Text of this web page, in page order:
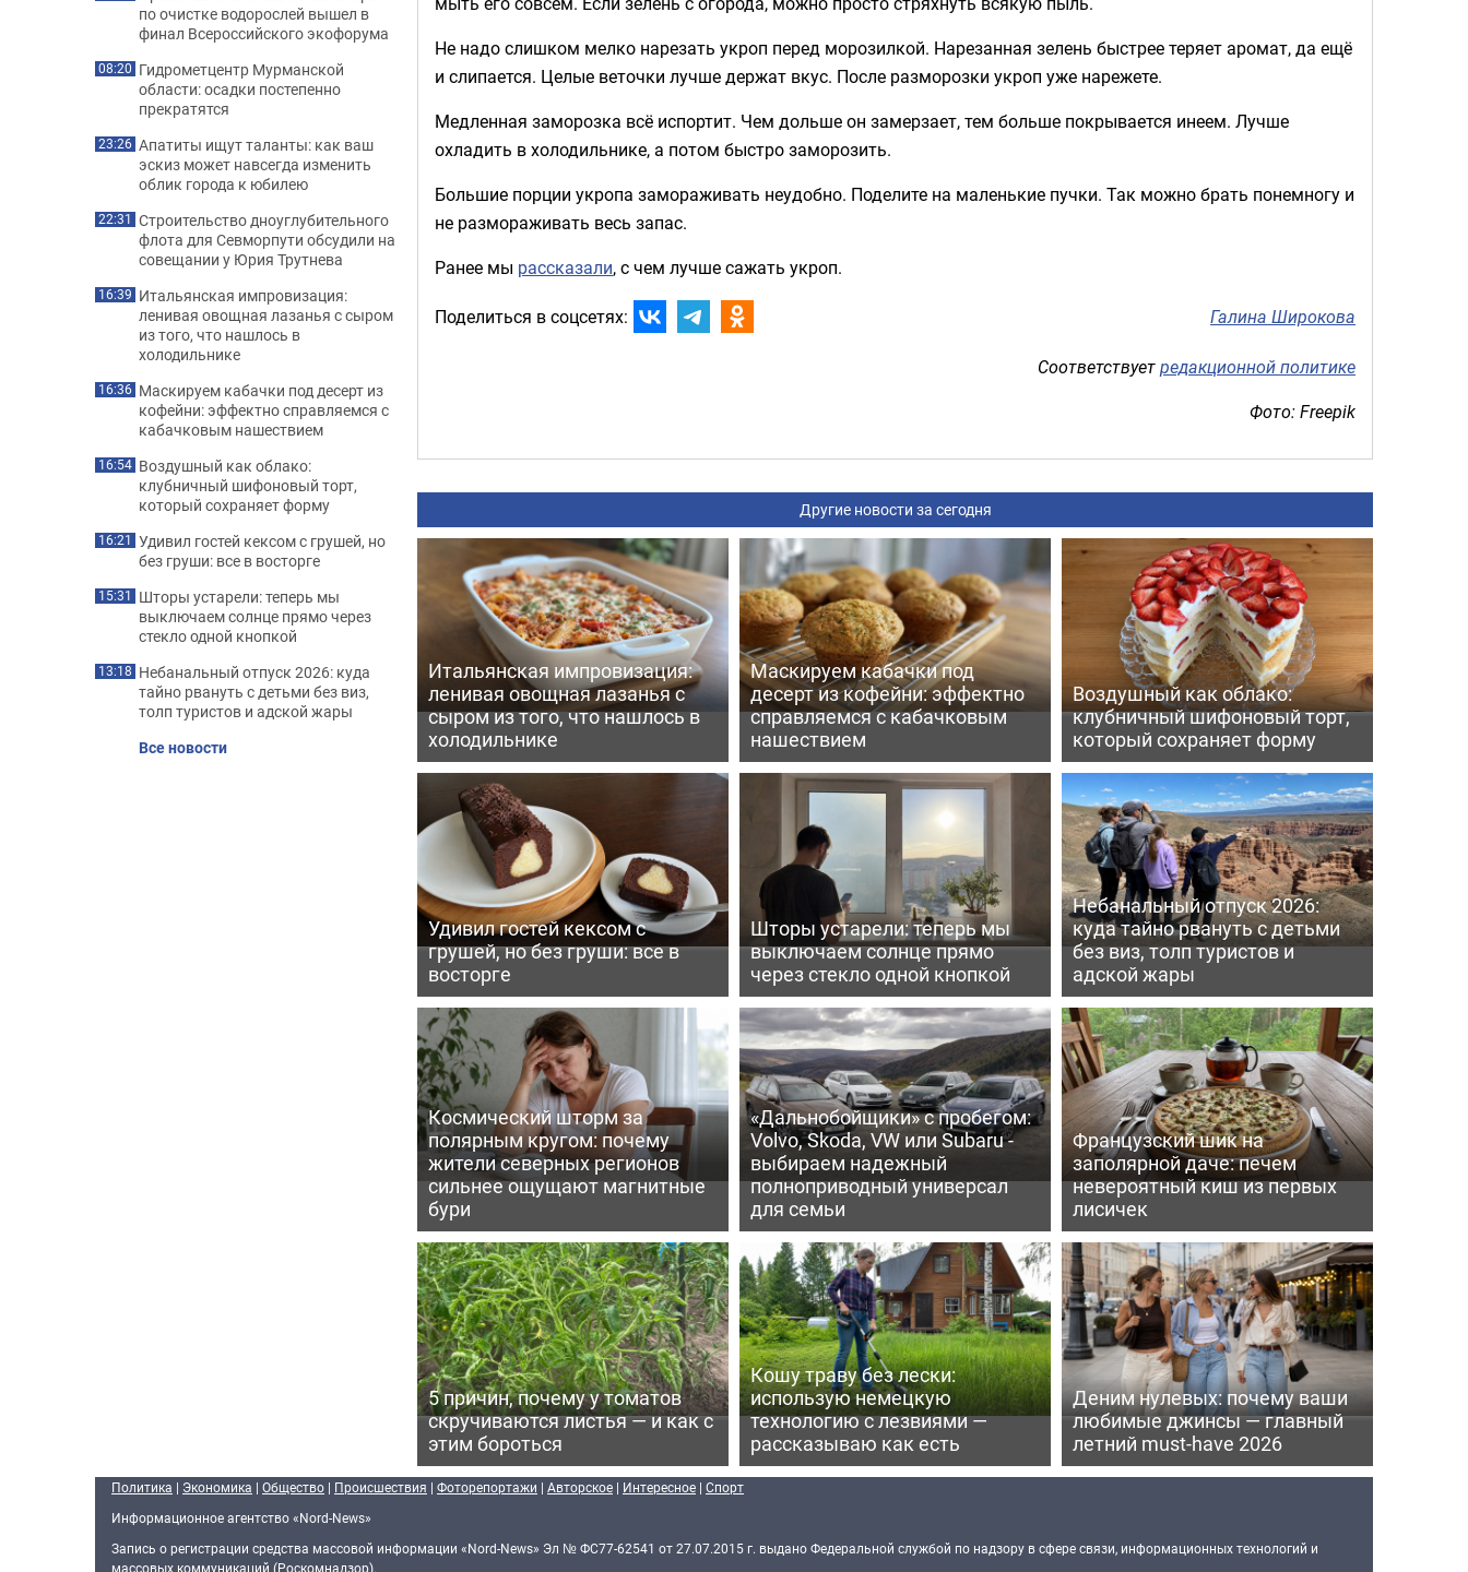
Не надо слишком мелко нарезать укроп перед морозилкой. Нарезанная зелень быстрее теряет аромат, да ещё
и слипается. Целые веточки лучше держат вкус. После разморозки укроп уже нарежете.
Медленная заморозка всё испортит. Чем дольше он замерзает, тем больше покрывается инеем. Лучше
охладить в холодильнике, а потом быстро заморозить.
Большие порции укропа замораживать неудобно. Поделите на маленькие пучки. Так можно брать понемногу и
не размораживать весь запас.
Ранее мы рассказали, с чем лучше сажать укроп.
Поделиться в соцсетях: Галина Широкова
Соответствуетредакционной политике
Фото: Freepik
Другие новости за сегодня
Итальянская импровизация:
ленивая овощная лазанья с
сыром из того, что нашлось в
холодильнике
Маскируем кабачки под
десерт из кофейни: эффектно
справляемся с кабачковым
нашествием
Воздушный как облако:
клубничный шифоновый торт,
который сохраняет форму
Удивил гостей кексом с
грушей, но без груши: все в
восторге
Шторы устарели: теперь мы
выключаем солнце прямо
через стекло одной кнопкой
Небанальный отпуск 2026:
куда тайно рвануть с детьми
без виз, толп туристов и
адской жары
Космический шторм за
полярным кругом: почему
жители северных регионов
сильнее ощущают магнитные
бури
«Дальнобойщики» с пробегом:
Volvo, Skoda, VW или Subaru -
выбираем надежный
полноприводный универсал
для семьи
Французский шик на
заполярной даче: печем
невероятный киш из первых
лисичек
5 причин, почему у томатов
скручиваются листья — и как с
этим бороться
Кошу траву без лески:
использую немецкую
технологию с лезвиями —
рассказываю как есть
Деним нулевых: почему ваши
любимые джинсы — главный
летний must-have 2026
по очистке водорослей вышел в
финал Всероссийского экофорума
08:20 Гидрометцентр Мурманской
области: осадки постепенно
прекратятся
23:26 Апатиты ищут таланты: как ваш
эскиз может навсегда изменить
облик города к юбилею
22:31 Строительство дноуглубительного
флота для Севморпути обсудили на
совещании у Юрия Трутнева
16:39 Итальянская импровизация:
ленивая овощная лазанья с сыром
из того, что нашлось в
холодильнике
16:36 Маскируем кабачки под десерт из
кофейни: эффектно справляемся с
кабачковым нашествием
16:54 Воздушный как облако:
клубничный шифоновый торт,
который сохраняет форму
16:21 Удивил гостей кексом с грушей, но
без груши: все в восторге
15:31 Шторы устарели: теперь мы
выключаем солнце прямо через
стекло одной кнопкой
13:18 Небанальный отпуск 2026: куда
тайно рвануть с детьми без виз,
толп туристов и адской жары
Все новости
Политика | Экономика | Общество | Происшествия | Фоторепортажи | Авторское | Интересное | Спорт
Информационное агентство «Nord-News»
Запись о регистрации средства массовой информации «Nord-News» Эл № ФС77-62541 от 27.07.2015 г. выдано Федеральной службой по надзору в сфере связи, информационных технологий и
массовых коммуникаций (Роскомнадзор).